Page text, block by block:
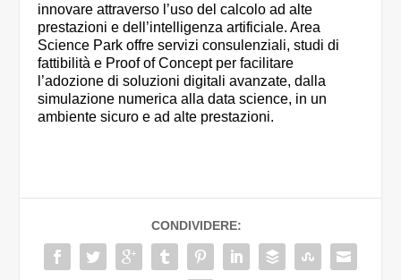
innovare attraverso l’uso del calcolo ad alte
prestazioni e dell’intelligenza artificiale. Area
Science Park offre servizi consulenziali, studi di
fattibilità e Proof of Concept per facilitare
l’adozione di soluzioni digitali avanzate, dalla
simulazione numerica alla data science, in un
ambiente sicuro e ad alte prestazioni.
CONDIVIDERE: